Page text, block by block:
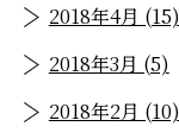
2018年4月 (15)
2018年3月 (5)
2018年2月 (10)